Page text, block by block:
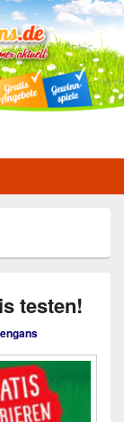
testen!